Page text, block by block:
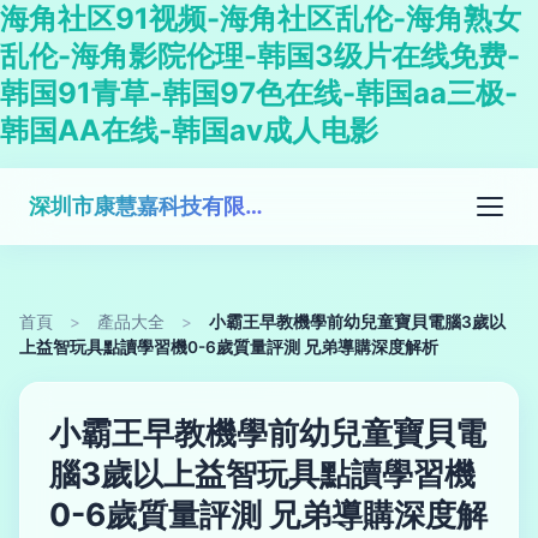
海角社区91视频-海角社区乱伦-海角熟女
乱伦-海角影院伦理-韩国3级片在线免费-
韩国91青草-韩国97色在线-韩国aa三极-
韩国AA在线-韩国av成人电影
深圳市康慧嘉科技有限公司
首頁 > 產品大全 >
小霸王早教機學前幼兒童寶貝電腦3歲以
上益智玩具點讀學習機0-6歲質量評測 兄弟導購深度解析
小霸王早教機學前幼兒童寶貝電
腦3歲以上益智玩具點讀學習機
0-6歲質量評測 兄弟導購深度解